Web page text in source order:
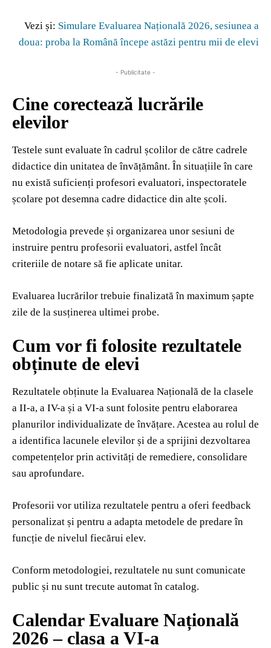
Vezi și: Simulare Evaluarea Națională 2026, sesiunea a
doua: proba la Română începe astăzi pentru mii de elevi
- Publicitate -
Cine corectează lucrările
elevilor
Testele sunt evaluate în cadrul școlilor de către cadrele
didactice din unitatea de învățământ. În situațiile în care
nu există suficienți profesori evaluatori, inspectoratele
școlare pot desemna cadre didactice din alte școli.
Metodologia prevede și organizarea unor sesiuni de
instruire pentru profesorii evaluatori, astfel încât
criteriile de notare să fie aplicate unitar.
Evaluarea lucrărilor trebuie finalizată în maximum șapte
zile de la susținerea ultimei probe.
Cum vor fi folosite rezultatele
obținute de elevi
Rezultatele obținute la Evaluarea Națională de la clasele
a II-a, a IV-a și a VI-a sunt folosite pentru elaborarea
planurilor individualizate de învățare. Acestea au rolul de
a identifica lacunele elevilor și de a sprijini dezvoltarea
competențelor prin activități de remediere, consolidare
sau aprofundare.
Profesorii vor utiliza rezultatele pentru a oferi feedback
personalizat și pentru a adapta metodele de predare în
funcție de nivelul fiecărui elev.
Conform metodologiei, rezultatele nu sunt comunicate
public și nu sunt trecute automat în catalog.
Calendar Evaluare Națională
2026 – clasa a VI-a